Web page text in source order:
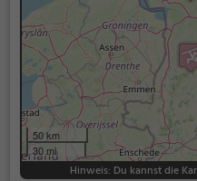
50 km
30 mi
Hinweis: Du kannst die